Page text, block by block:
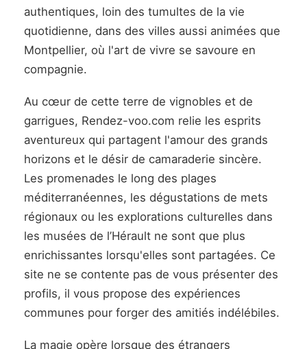
authentiques, loin des tumultes de la vie
quotidienne, dans des villes aussi animées que
Montpellier, où l'art de vivre se savoure en
compagnie.
Au cœur de cette terre de vignobles et de
garrigues, Rendez-voo.com relie les esprits
aventureux qui partagent l'amour des grands
horizons et le désir de camaraderie sincère.
Les promenades le long des plages
méditerranéennes, les dégustations de mets
régionaux ou les explorations culturelles dans
les musées de l’Hérault ne sont que plus
enrichissantes lorsqu'elles sont partagées. Ce
site ne se contente pas de vous présenter des
profils, il vous propose des expériences
communes pour forger des amitiés indélébiles.
La magie opère lorsque des étrangers